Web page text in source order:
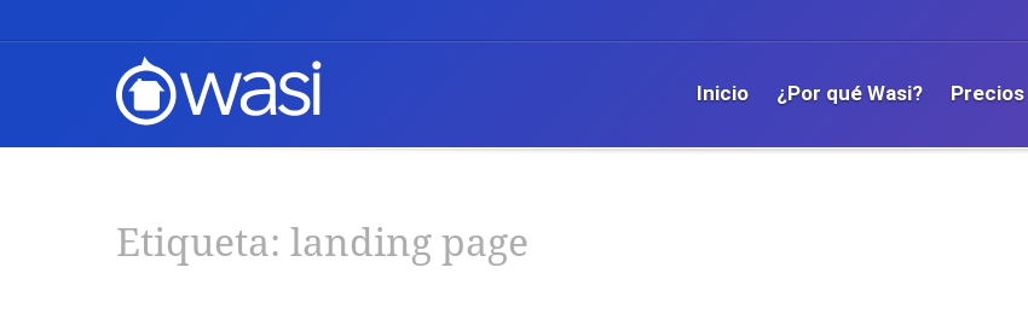
Inicio ¿Por qué Wasi? Precios
Etiqueta: landing page